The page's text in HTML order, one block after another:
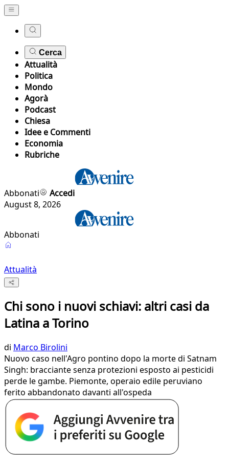
Cerca
Attualità
Politica
Mondo
Agorà
Podcast
Chiesa
Idee e Commenti
Economia
Rubriche
Abbonati
Accedi
August 8, 2026
Abbonati
Attualità
Chi sono i nuovi schiavi: altri casi da
Latina a Torino
di Marco Birolini
Nuovo caso nell'Agro pontino dopo la morte di Satnam
Singh: bracciante senza protezioni esposto ai pesticidi
perde le gambe. Piemonte, operaio edile peruviano
ferito abbandonato davanti all'ospeda